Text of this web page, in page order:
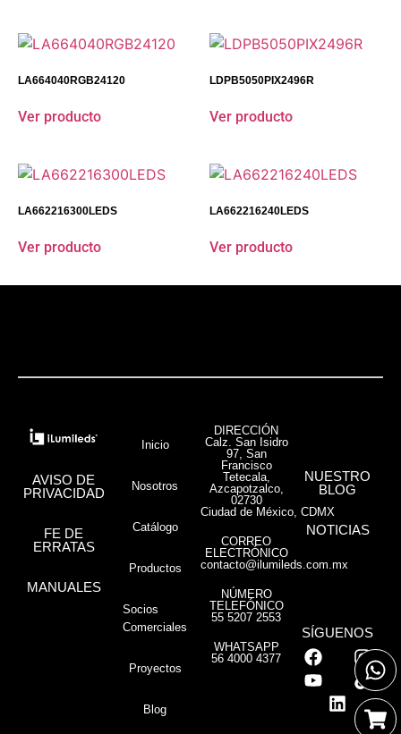
LA664040RGB24120
Ver producto
LDPB5050PIX2496R
Ver producto
LA662216300LEDS
Ver producto
LA662216240LEDS
Ver producto
AVISO DE
PRIVACIDAD
FE DE
ERRATAS
MANUALES
Inicio
Nosotros
Catálogo
Productos
Socios
Comerciales
Proyectos
Blog
DIRECCIÓN
Calz. San Isidro
97, San
Francisco
Tetecala,
Azcapotzalco,
02730
Ciudad de México, CDMX
CORREO
ELECTRÓNICO
contacto@ilumileds.com.mx
NÚMERO
TELEFÓNICO
55 5207 2553
WHATSAPP
56 4000 4377
NUESTRO
BLOG
NOTICIAS
SÍGUENOS